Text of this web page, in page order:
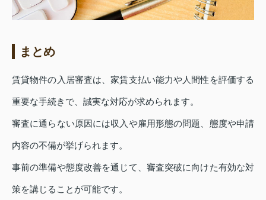
まとめ
賃貸物件の入居審査は、家賃支払い能力や人間性を評価する
重要な手続きで、誠実な対応が求められます。
審査に通らない原因には収入や雇用形態の問題、態度や申請
内容の不備が挙げられます。
事前の準備や態度改善を通じて、審査突破に向けた有効な対
策を講じることが可能です。